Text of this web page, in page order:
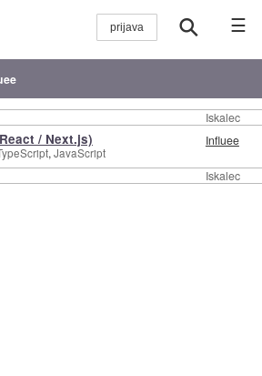
☰
Iskalec
Iskalec
/ Next.js)
, JavaScript
Influee